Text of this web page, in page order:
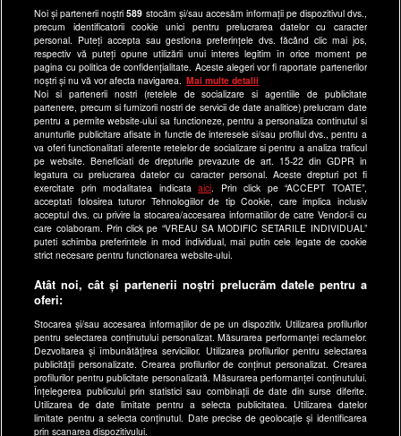
Program Happy Channel
Echipa editorială
Site-uri Antena Group
a1.ro
antenastars.ro
as.ro
catine.ro
chefi.ro
deparinti.ro
medicool.ro
spynews.ro
useit.ro
retetefeldefel.ro
zutv.ro
Trends AntenaPLAY
AntenaPLAY
Noi și partenerii noștri589 stocăm și/sau accesăm informații pe dispozitivul dvs.,
precum identificatorii cookie unici pentru prelucrarea datelor cu caracter
personal. Puteți accepta sau gestiona preferințele dvs. făcând clic mai jos,
respectiv vă puteți opune utilizării unui interes legitim în orice moment pe
pagina cu politica de confidențialitate. Aceste alegeri vor fi raportate partenerilor
noștri și nu vă vor afecta navigarea.
Mai multe detalii
Noi si partenerii nostri (retelele de socializare si agentiile de publicitate
partenere, precum si furnizorii nostri de servicii de date analitice) prelucram date
pentru a permite website-ului sa functioneze, pentru a personaliza continutul si
anunturile publicitare afisate in functie de interesele si/sau profilul dvs., pentru a
va oferi functionalitati aferente retelelor de socializare si pentru a analiza traficul
pe website. Beneficiati de drepturile prevazute de art. 15-22 din GDPR in
legatura cu prelucrarea datelor cu caracter personal. Aceste drepturi pot fi
exercitate prin modalitatea indicataaici . Prin click pe “ACCEPT TOATE”,
acceptati folosirea tuturor Tehnologiilor de tip Cookie, care implica inclusiv
acceptul dvs. cu privire la stocarea/accesarea informatiilor de catre Vendor-ii cu
care colaboram. Prin click pe “VREAU SA MODIFIC SETARILE INDIVIDUAL”
puteti schimba preferintele in mod individual, mai putin cele legate de cookie
strict necesare pentru functionarea website-ului.
Atât noi, cât și partenerii noștri prelucrăm datele pentru a
oferi:
Stocarea și/sau accesarea informațiilor de pe un dispozitiv. Utilizarea profilurilor
pentru selectarea conținutului personalizat. Măsurarea performanței reclamelor.
Dezvoltarea și îmbunătățirea serviciilor. Utilizarea profilurilor pentru selectarea
publicității personalizate. Crearea profilurilor de conținut personalizat. Crearea
profilurilor pentru publicitate personalizată. Măsurarea performanței conținutului.
Înțelegerea publicului prin statistici sau combinații de date din surse diferite.
Utilizarea de date limitate pentru a selecta publicitatea. Utilizarea datelor
limitate pentru a selecta conținutul. Date precise de geolocație și identificarea
prin scanarea dispozitivului.